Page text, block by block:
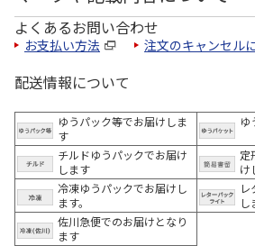
よくあるお問い合わせ
お支払い方法 注文のキャンセル
配送情報について
ゆうパック等でお届けしま
す
ゆ
チルドゆうパックでお届け
します
定
け
冷凍ゆうパックでお届けし
ます。
し
佐川急便でのお届けとなり
ます